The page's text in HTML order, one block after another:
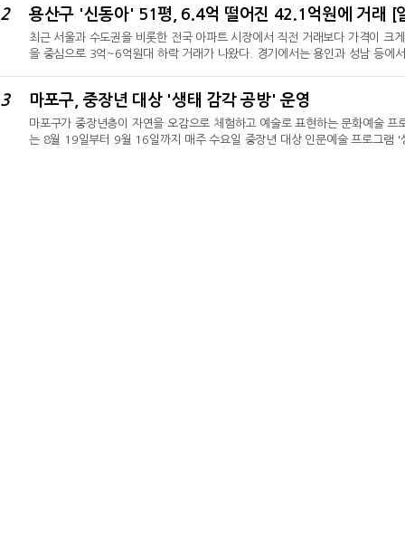
된 GTX-B 환기구와 영등포동 중마루공원에 들어설 환기구의 위치 조정이다
2 용산구 '신동아' 51평, 6.4억 떨어진 42.1억원에 거래 [
최근 서울과 수도권을 비롯한 전국 아파트 시장에서 직전 거래보다 가격이 크
을 중심으로 3억~6억원대 하락 거래가 나왔다. 경기에서는 용인과 성남 등에
가장 큰 하락가로 거래된 단지는 용산구 서빙고동 소재 '신동아' 전용 166.98
3 마포구, 중장년 대상 '생태 감각 공방' 운영
마포구가 중장년층이 자연을 오감으로 체험하고 예술로 표현하는 문화예술
는 8월 19일부터 9월 16일까지 매주 수요일 중장년 대상 인문예술 프로그램